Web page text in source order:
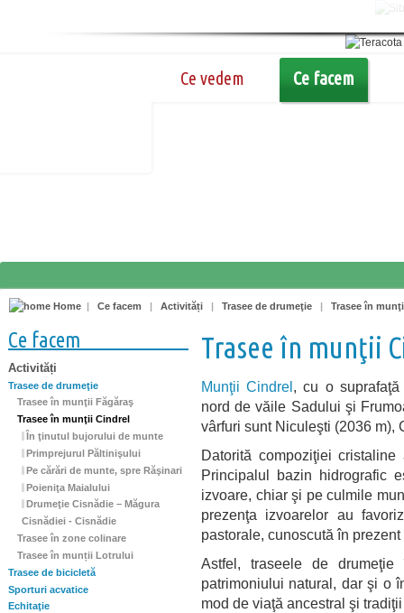
Ce vedem Ce facem
Home | Ce facem | Activități | Trasee de drumeţie | Trasee în
Ce facem
Activități
Trasee de drumeţie
Trasee în munţii Făgăraş
Trasee în munţii Cindrel
În ţinutul bujorului de munte
Primprejurul Păltinişului
Pe cărări de munte, spre Răşinari
Poieniţa Maialului
Drumeţie Cisnădie – Măgura
Cisnădiei - Cisnădie
Trasee în zone colinare
Trasee în munții Lotrului
Trasee de bicicletă
Sporturi acvatice
Echitaţie
Trasee în munţii
Munţii Cindrel, cu o
nord de văile Sadului şi
vârfuri sunt Niculeşti (2036 m),
Datorită compoziţiei
Principalul bazin hidrografic
izvoare, chiar şi pe culmile
prezenţa izvoarelor au
pastorale, cunoscută în
Astfel, traseele de
patrimoniului natural, dar şi o
mod de viaţă ancestral şi